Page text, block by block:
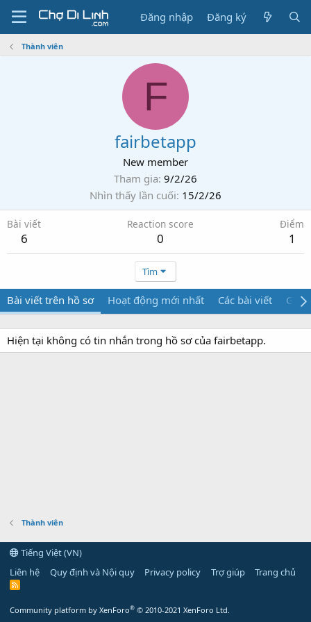
Đăng nhập Đăng ký
Thành viên
F
fairbetapp
New member
Tham gia 9/2/26
Nhìn thấy lần cuối 15/2/26
Bài viết
6
Reaction score
0
Điểm
1
Tìm
Bài viết trên hồ sơ Hoạt động mới nhất Các bài viết Giới
Hiện tại không có tin nhắn trong hồ sơ của fairbetapp.
Thành viên
Tiếng Việt (VN)
Liên hệ
Quy định và Nội quy Privacy policy Trợ giúp Trang chủ
R
Community platform by XenForo® © 2010-2021 XenForo Ltd.